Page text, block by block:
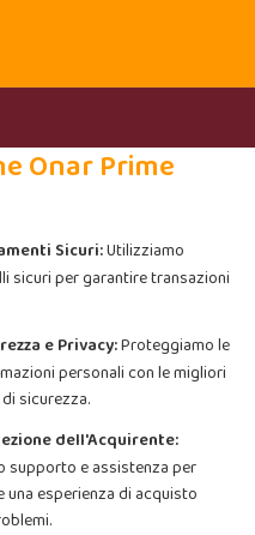
Onar Prime
Sicuri:Utilizziamo
sicuri per garantire transazioni
e Privacy:Proteggiamo le
personali con le migliori
sicurezza.
dell'Acquirente:
supporto e assistenza per
una esperienza di acquisto